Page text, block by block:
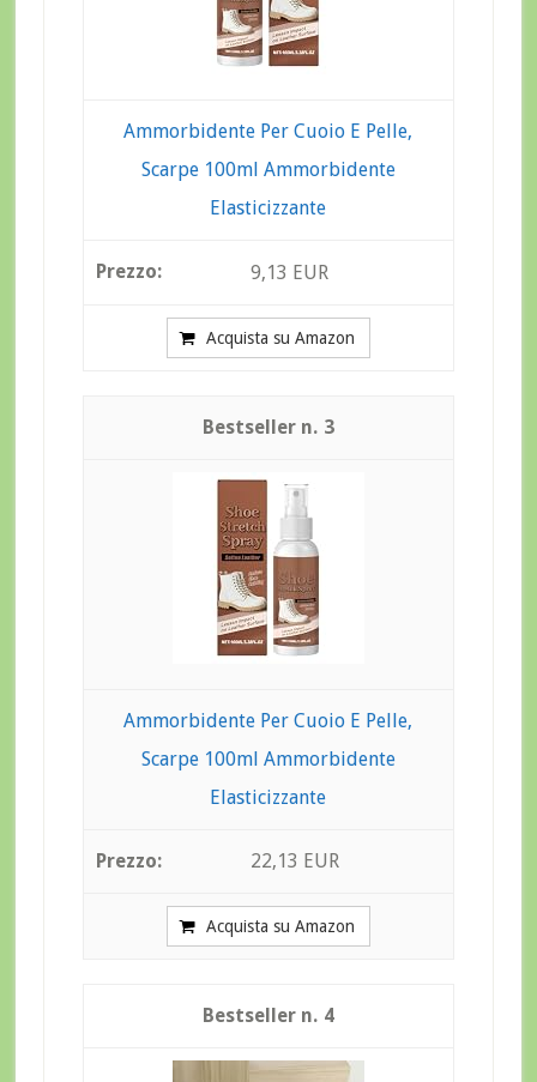
Ammorbidente Per Cuoio E Pelle,
Scarpe 100ml Ammorbidente
Elasticizzante
9,13 EUR
Acquista su Amazon
3
Ammorbidente Per Cuoio E Pelle,
Scarpe 100ml Ammorbidente
Elasticizzante
22,13 EUR
Acquista su Amazon
4